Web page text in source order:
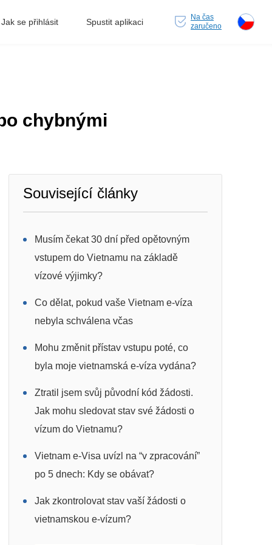
Jak se přihlásit Spustit aplikaci
Na čas
zaručeno
chybnými
Související články
Musím čekat 30 dní před opětovným
vstupem do Vietnamu na základě
vízové výjimky?
Co dělat, pokud vaše Vietnam e-víza
nebyla schválena včas
Mohu změnit přístav vstupu poté, co
byla moje vietnamská e-víza vydána?
Ztratil jsem svůj původní kód žádosti.
Jak mohu sledovat stav své žádosti o
vízum do Vietnamu?
Vietnam e-Visa uvízl na “v zpracování”
po 5 dnech: Kdy se obávat?
Jak zkontrolovat stav vaší žádosti o
vietnamskou e-vízum?